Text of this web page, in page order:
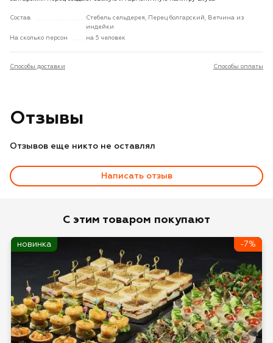
Состав
Стебель сельдерея, Перец болгарский, Ветчина из
индейки
На сколько персон
на 5 человек
Способы доставки Способы оплаты
Отзывы
Отзывов еще никто не оставлял
Написать отзыв
Отзыв*
С этим товаром покупают
новинка -7%